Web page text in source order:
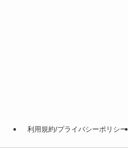
利用規約/プライバシーポリシー